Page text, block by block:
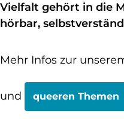
Vielfalt gehört in die
hörbar,
Mehr Infos zur
und queeren Themen